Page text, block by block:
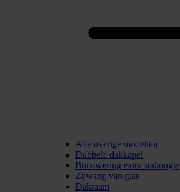
Alle overige modellen
Dubbele dakkapel
Borstwering extra stahoogte
Zijwang van glas
Dakraam